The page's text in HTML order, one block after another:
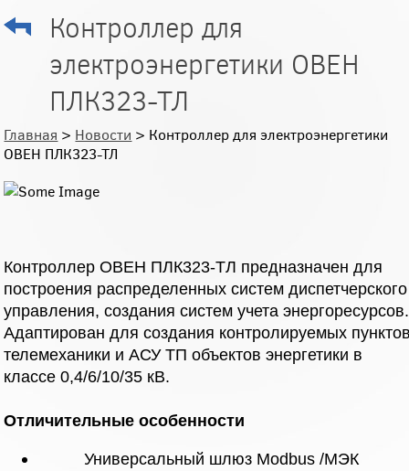
Контроллер для
электроэнергетики ОВЕН
ПЛК323-ТЛ
Главная > Новости > Контроллер для электроэнергетики
ОВЕН ПЛК323-ТЛ
Контроллер ОВЕН ПЛК323-ТЛ предназначен для
построения распределенных систем диспетчерского
управления, создания систем учета энергоресурсов.
Адаптирован для создания контролируемых
телемеханики и АСУ ТП объектов энергетики в
классе 0,4/6/10/35 кВ.
Отличительные особенности
Универсальный шлюз Modbus /МЭК